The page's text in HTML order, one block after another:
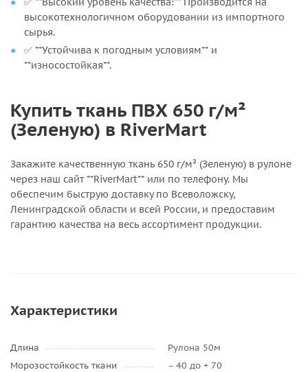
высокотехнологичном оборудовании из импортного
сырья.
✅ **Устойчива к погодным условиям** и
**износостойкая**.
Купить ткань ПВХ 650 г/м²
(Зеленую) в RiverMart
Закажите качественную ткань 650 г/м² (Зеленую) в рулоне
через наш сайт **RiverMart** или по телефону. Мы
обеспечим быструю доставку по Всеволожску,
Ленинградской области и всей России, и предоставим
гарантию качества на весь ассортимент продукции.
Характеристики
Длина
Рулона 50м
Морозостойкость ткани
– 40 до + 70